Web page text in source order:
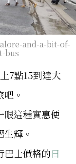
and-a-bit-of-
bus
7點15到達大
。
眼這種實惠便
輝。
巴士價格的日